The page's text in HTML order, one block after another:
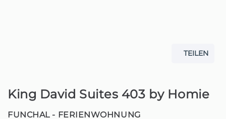
TEILEN
King David Suites 403 by Homie
FUNCHAL - FERIENWOHNUNG